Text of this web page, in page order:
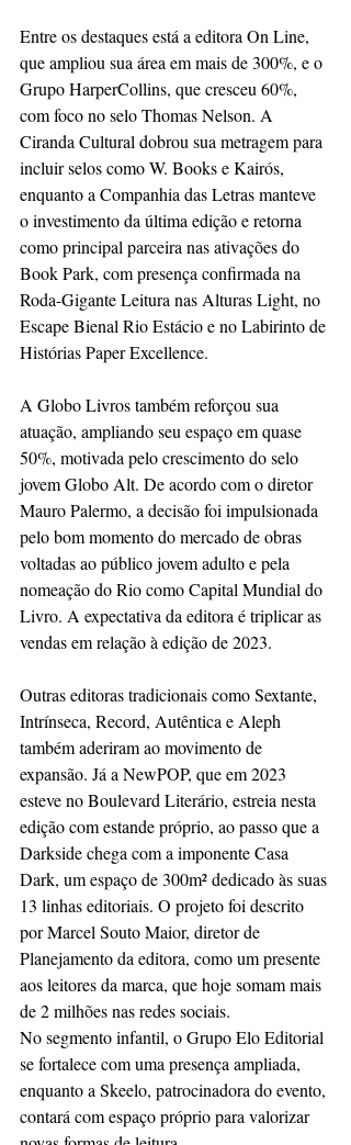
Entre os destaques está a editora On Line,
que ampliou sua área em mais de 300%, e o
Grupo HarperCollins, que cresceu 60%,
com foco no selo Thomas Nelson. A
Ciranda Cultural dobrou sua metragem para
incluir selos como W. Books e Kairós,
enquanto a Companhia das Letras manteve
o investimento da última edição e retorna
como principal parceira nas ativações do
Book Park, com presença confirmada na
Roda-Gigante Leitura nas Alturas Light, no
Escape Bienal Rio Estácio e no Labirinto de
Histórias Paper Excellence.
A Globo Livros também reforçou sua
atuação, ampliando seu espaço em quase
50%, motivada pelo crescimento do selo
jovem Globo Alt. De acordo com o diretor
Mauro Palermo, a decisão foi impulsionada
pelo bom momento do mercado de obras
voltadas ao público jovem adulto e pela
nomeação do Rio como Capital Mundial do
Livro. A expectativa da editora é triplicar as
vendas em relação à edição de 2023.
Outras editoras tradicionais como Sextante,
Intrínseca, Record, Autêntica e Aleph
também aderiram ao movimento de
expansão. Já a NewPOP, que em 2023
esteve no Boulevard Literário, estreia nesta
edição com estande próprio, ao passo que a
Darkside chega com a imponente Casa
Dark, um espaço de 300m² dedicado às suas
13 linhas editoriais. O projeto foi descrito
por Marcel Souto Maior, diretor de
Planejamento da editora, como um presente
aos leitores da marca, que hoje somam mais
de 2 milhões nas redes sociais.
No segmento infantil, o Grupo Elo Editorial
se fortalece com uma presença ampliada,
enquanto a Skeelo, patrocinadora do evento,
contará com espaço próprio para valorizar